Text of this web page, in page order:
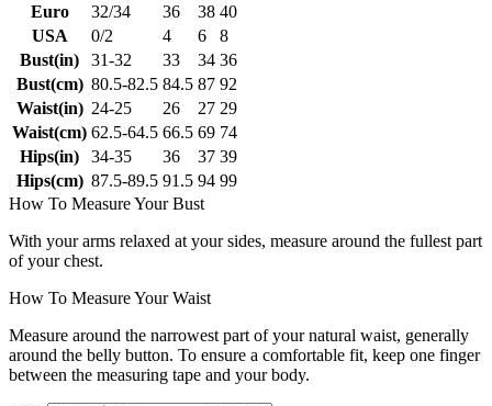
Euro
32/34 36 38 40
USA
0/2 4 6
8
Bust(in)
31-32 33 34 36
Bust(cm) 80.5-82.5 84.5 87 92
Waist(in) 24-25 26 27 29
Waist(cm) 62.5-64.5 66.5 69 74
Hips(in)
34-35 36 37 39
Hips(cm) 87.5-89.5 91.5 94 99
How To Measure Your Bust
With your arms relaxed at your sides, measure around the fullest part
of your chest.
How To Measure Your Waist
Measure around the narrowest part of your natural waist, generally
around the belly button. To ensure a comfortable fit, keep one finger
between the measuring tape and your body.